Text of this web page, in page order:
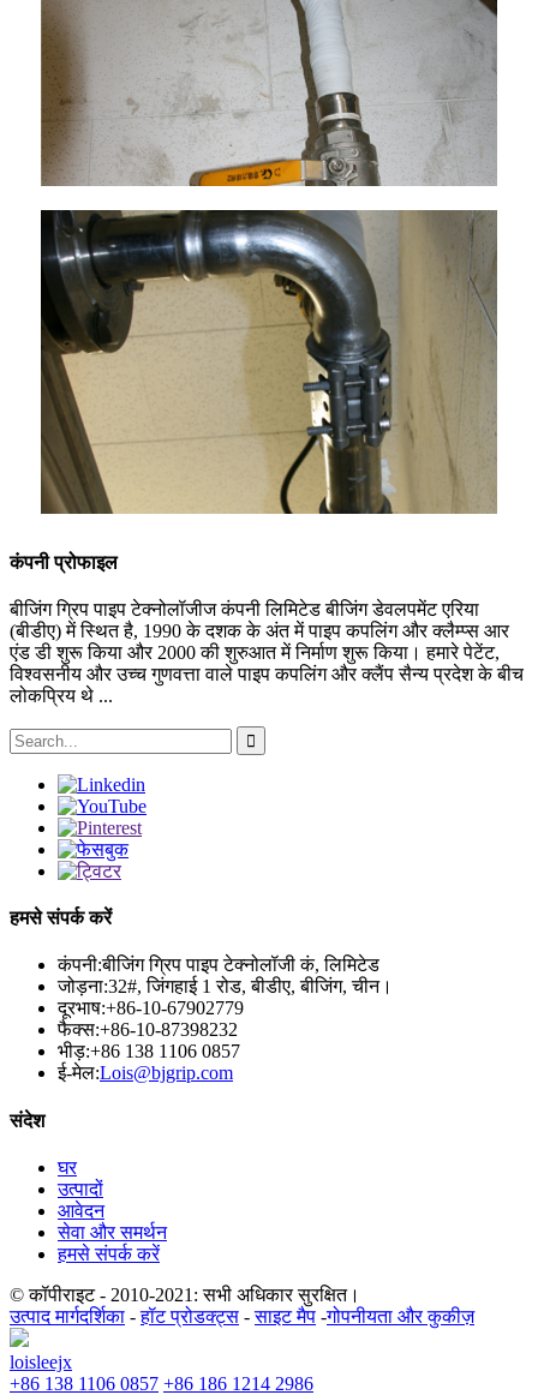
कंपनी प्रोफाइल
बीजिंग ग्रिप पाइप टेक्नोलॉजीज कंपनी लिमिटेड बीजिंग डेवलपमेंट एरिया
(बीडीए) में स्थित है, 1990 के दशक के अंत में पाइप कपलिंग और क्लैम्प्स आर
एंड डी शुरू किया और 2000 की शुरुआत में निर्माण शुरू किया। हमारे पेटेंट,
विश्वसनीय और उच्च गुणवत्ता वाले पाइप कपलिंग और क्लैंप सैन्य प्रदेश के बीच
लोकप्रिय थे ...
हमसे संपर्क करें
कंपनी:बीजिंग ग्रिप पाइप टेक्नोलॉजी कं, लिमिटेड
जोड़ना:32#, जिंगहाई 1 रोड, बीडीए, बीजिंग, चीन।
दूरभाष:+86-10-67902779
फैक्स:+86-10-87398232
भीड़:+86 138 1106 0857
ई-मेल:Lois@bjgrip.com
संदेश
घर
उत्पादों
आवेदन
सेवा और समर्थन
हमसे संपर्क करें
© कॉपीराइट - 2010-2021: सभी अधिकार सुरक्षित।
उत्पाद मार्गदर्शिका -हॉट प्रोडक्ट्स -साइट मैप -गोपनीयता और कुकीज़
loisleejx
+86 138 1106 0857 +86 186 1214 2986